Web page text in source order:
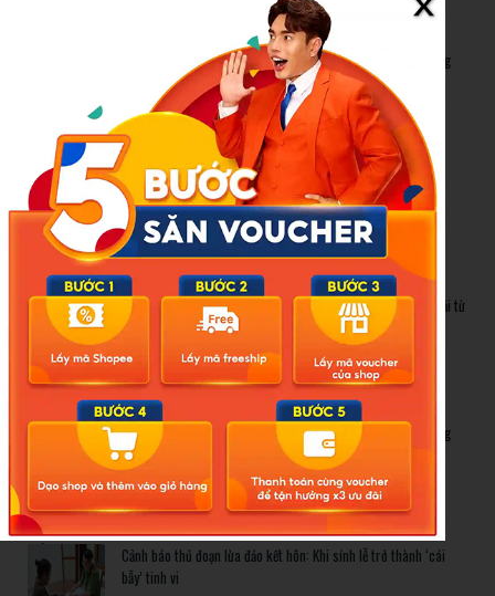
New Posts
Bão số 3 hình thành trên Biển Đông: Vì sao không ảnh hưởng
đất liền vẫn cần cảnh giác cao độ?
Cảnh báo thủ đoạn lừa đảo kết hôn: Khi sính lễ trở thành ‘cái
bẫy’ tinh vi
Gần 1.200 tỷ đồng xóa ‘mù bơi’ cho học sinh TP.HCM: Lời giải từ
chính sách hỗ trợ trực tiếp
Related Posts
Bão số 3 hình thành trên Biển Đông: Vì sao không ảnh hưởng
đất liền vẫn cần cảnh giác cao độ?
Cảnh báo thủ đoạn lừa đảo kết hôn: Khi sính lễ trở thành ‘cái
bẫy’ tinh vi